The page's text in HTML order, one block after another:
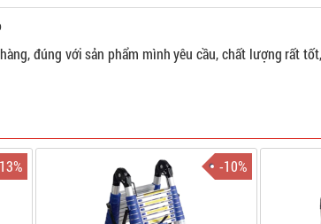
đúng với sản phẩm mình yêu cầu, chất lượng rất
-10%